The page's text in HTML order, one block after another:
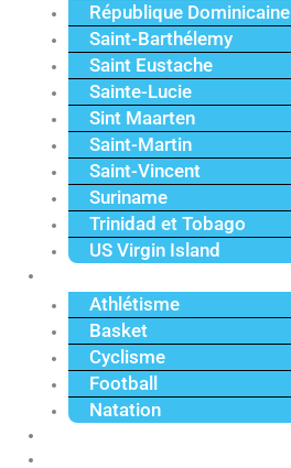
République Dominicaine
Saint-Barthélemy
Saint Eustache
Sainte-Lucie
Sint Maarten
Saint-Martin
Saint-Vincent
Suriname
Trinidad et Tobago
US Virgin Island
Athlétisme
Basket
Cyclisme
Football
Natation